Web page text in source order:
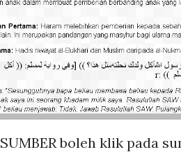
SUMBER boleh klik pada